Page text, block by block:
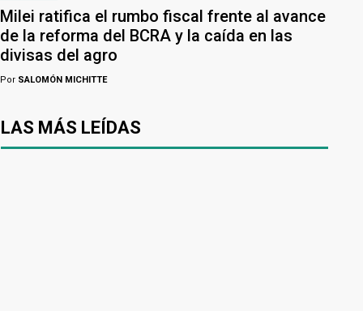
Milei ratifica el rumbo fiscal frente al avance
de la reforma del BCRA y la caída en las
divisas del agro
Por SALOMÓN MICHITTE
LAS MÁS LEÍDAS